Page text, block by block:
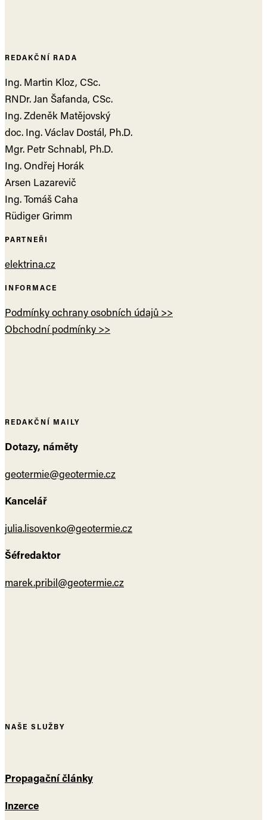
REDAKČNÍ RADA
Ing. Martin Kloz, CSc.
RNDr. Jan Šafanda, CSc.
Ing. Zdeněk Matějovský
doc. Ing. Václav Dostál, Ph.D.
Mgr. Petr Schnabl, Ph.D.
Ing. Ondřej Horák
Arsen Lazarevič
Ing. Tomáš Caha
Rüdiger Grimm
PARTNEŘI
elektrina.cz
INFORMACE
Podmínky ochrany osobních údajů >>
Obchodní podmínky >>
REDAKČNÍ MAILY
Dotazy, náměty
geotermie@geotermie.cz
Kancelář
julia.lisovenko@geotermie.cz
Šéfredaktor
marek.pribil@geotermie.cz
NAŠE SLUŽBY
Propagační články
Inzerce